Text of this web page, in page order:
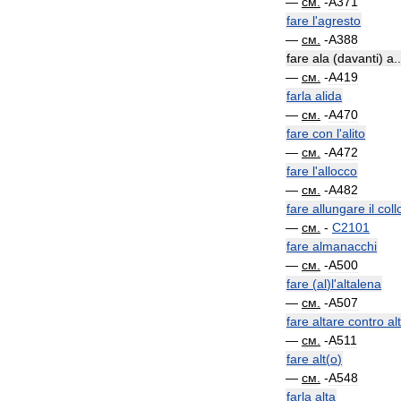
fare l'agresto
— см -A388
fare ala (davanti) a
— см -A419
farla alida
— см -A470
fare con l'alito
— см -A472
fare l'allocco
— см -A482
fare allungare il
— см - C2101
fare almanacchi
— см -A500
fare (al)l'altalena
— см -A507
fare altare contro
— см -A511
fare alt(o)
— см -A548
farla alta